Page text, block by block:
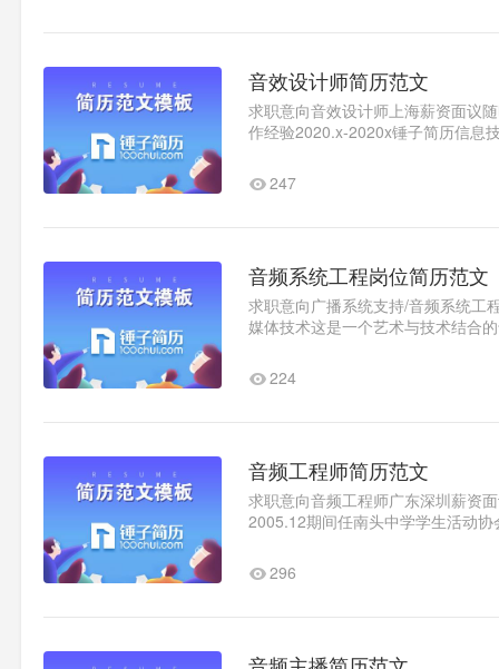
音效设计师简历范文
求职意向音效设计师上海薪资面议
作经验2020.x-2020x锤子简历信息
247
音频系统工程岗位简历范文
求职意向广播系统支持/音频系统工
媒体技术这是一个艺术与技术结合
224
音频工程师简历范文
求职意向音频工程师广东深圳薪资
2005.12期间任南头中学学生活动
296